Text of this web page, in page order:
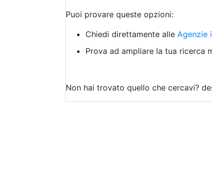
Puoi provare queste opzioni:
Chiedi direttamente alle Agenzie
Prova ad ampliare la tua ricerca
Non hai trovato quello che cercavi?